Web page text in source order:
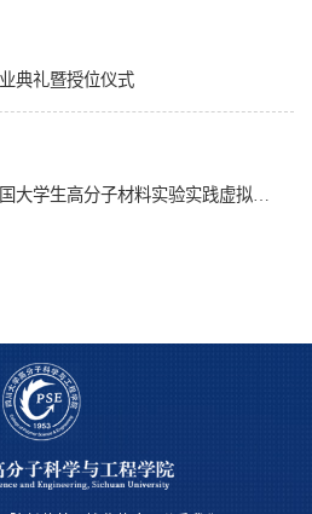
典礼暨授位仪式
喜报—学院在第四届全国大学生高分子材料实验实践虚拟仿真大赛再创佳绩